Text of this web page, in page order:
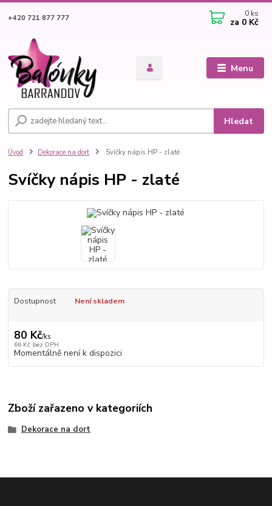
Menu
Hledat
+420 721 877 777 0 ks
za 0 Kč
Úvod Dekorace na dort Svíčky nápis HP - zlaté
Svíčky nápis HP - zlaté
Dostupnost Není skladem
80 Kč/ks
66 Kč bez DPH
Momentálně není k dispozici
Zboží zařazeno v kategoriích
Dekorace na dort